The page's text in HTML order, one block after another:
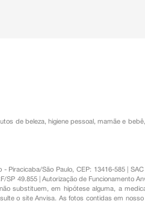
de beleza, higiene pessoal ,mamãe e bebê,
Piracicaba/São Paulo, CEP: 13416-585 |
49.855 | Autorização de Funcionamento
substituem, em hipótese alguma, a
o site Anvisa. As fotos contidas em